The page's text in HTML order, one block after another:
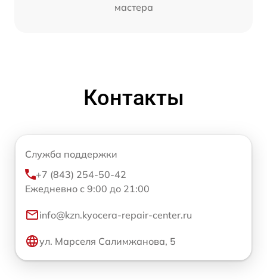
мастера
Контакты
Служба поддержки
+7 (843) 254-50-42
Ежедневно с 9:00 до 21:00
info@kzn.kyocera-repair-center.ru
ул. Марселя Салимжанова, 5